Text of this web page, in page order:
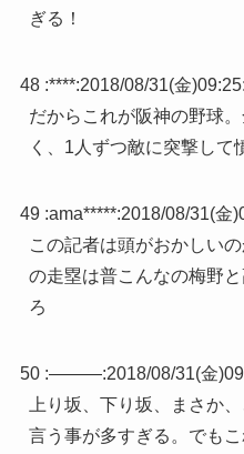
ぎる！
48 :****:2018/08/31(金
だからこれが阪神の野球
く、1人ずつ敵に突撃して
49 :ama*****:2018/08/31(金
この記者は頭がおかしい
の走塁は普こんなの梅野
ろ
50 :———:2018/08/31(金
上り坂、下り坂、まさか
言う事が多すぎる。でも